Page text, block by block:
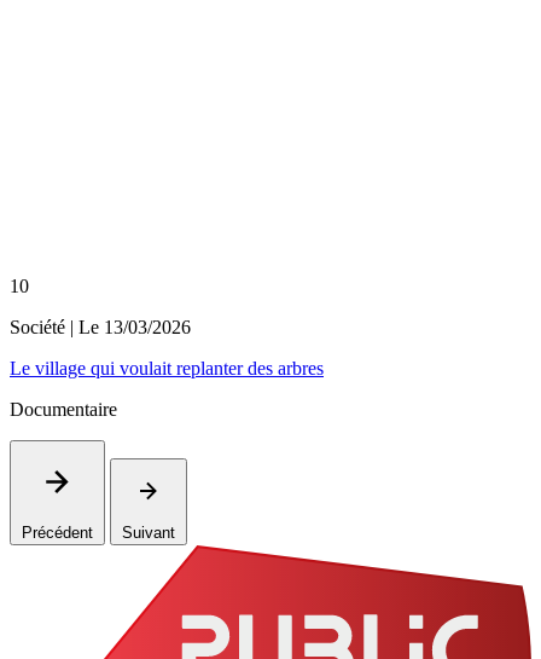
10
Société | Le 13/03/2026
Le village qui voulait replanter des arbres
Documentaire
Précédent Suivant